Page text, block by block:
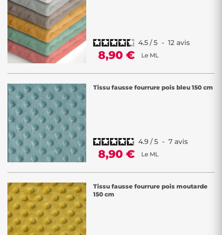
4.5/5 - 12 avis
8,90 € Le ML
Tissu fausse fourrure pois bleu 150 cm
4.9 /5 - 7 avis
8,90 € Le ML
Tissu fausse fourrure pois moutarde
150 cm